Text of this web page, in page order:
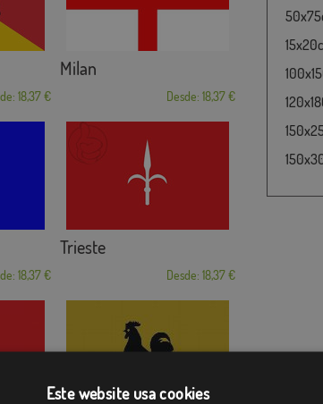
18,37 €
Milan
Desde: 18,37 €
18,37 €
Trieste
Desde: 18,37 €
Este website usa cookies